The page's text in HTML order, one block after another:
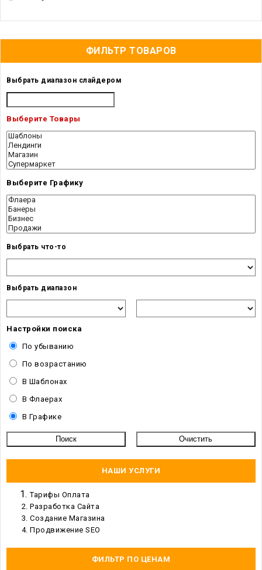
ФИЛЬТР ТОВАРОВ
Выбрать диапазон слайдером
Выберите Товары
Выберите Графику
Выбрать что-то
Выбрать диапазон
Настройки поиска
По убыванию
По возрастанию
В Шаблонах
В Флаерах
В Графике
НАШИ УСЛУГИ
Тарифы Оплата
Разработка Сайта
Создание Магазина
Продвижение SEO
ФИЛЬТР ПО ЦЕНАМ